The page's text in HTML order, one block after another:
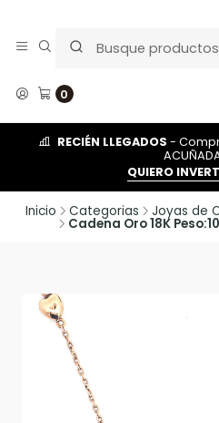
0
RECIÉN LLEGADOS -
QUIERO
Inicio Categorias Joyas de
Cadena Oro 18K